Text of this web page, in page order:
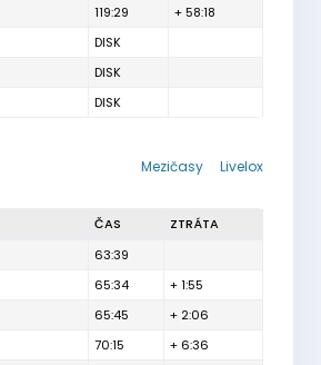
119:29
+ 58:18
DISK
DISK
DISK
Livelox
Mezičasy
ČAS
ZTRÁTA
63:39
65:34
+ 1:55
65:45
+ 2:06
70:15
+ 6:36